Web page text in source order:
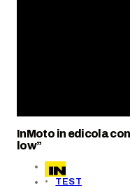
InMoto in edicola
low”
TEST